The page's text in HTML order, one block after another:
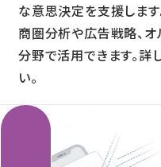
な意思決定を支援します
商圏分析や広告戦略、
分野で活用できます。詳
い。